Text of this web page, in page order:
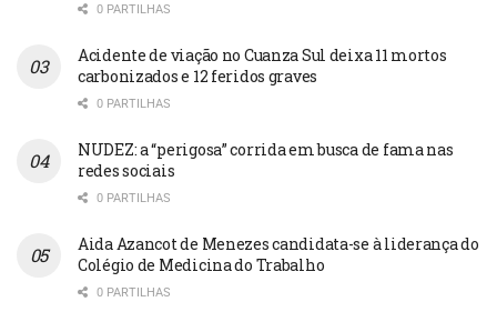
0 PARTILHAS
Acidente de viação no Cuanza Sul deixa 11 mortos
carbonizados e 12 feridos graves
0 PARTILHAS
NUDEZ: a “perigosa” corrida em busca de fama nas
redes sociais
0 PARTILHAS
Aida Azancot de Menezes candidata-se à liderança do
Colégio de Medicina do Trabalho
0 PARTILHAS